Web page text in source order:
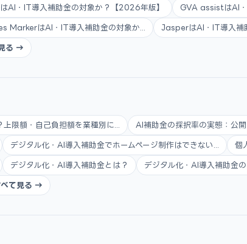
AI・IT導入補助金の対象か？【2026年版】 GVA assistはAI
MarkerはAI・IT導入補助金の対象か... JasperはAI・IT導入補
る →
限額・自己負担額を業種別に... AI補助金の採択率の実態：公
デジタル化・AI導入補助金でホームページ制作はできない... 個
デジタル化・AI導入補助金とは？ デジタル化・AI導入補助金
べて見る →